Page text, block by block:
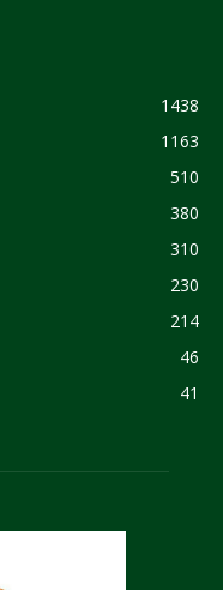
1438
1163
510
380
310
230
214
46
41